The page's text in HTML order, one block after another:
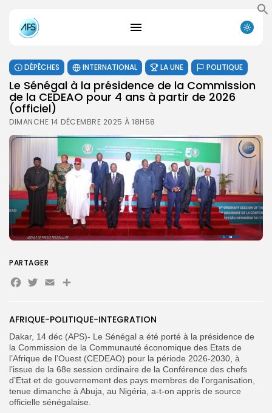
for:
FR
DÉPÊCHES INTERNATIONAL LA UNE POLITIQUE
Le Sénégal à la présidence de la Commission
de la CEDEAO pour 4 ans à partir de 2026
(officiel)
DIMANCHE 14 DÉCEMBRE 2025 À 18H58
AFRIQUE-POLITIQUE-INTEGRATION
Dakar, 14 déc (APS)- Le Sénégal a été porté à la présidence de
la Commission de la Communauté économique des Etats de
l’Afrique de l’Ouest (CEDEAO) pour la période 2026-2030, à
l’issue de la 68e session ordinaire de la Conférence des chefs
d’Etat et de gouvernement des pays membres de l’organisation,
tenue dimanche à Abuja, au Nigéria, a-t-on appris de source
officielle sénégalaise.
PARTAGER
Facebook
Twitter
EmailPartager